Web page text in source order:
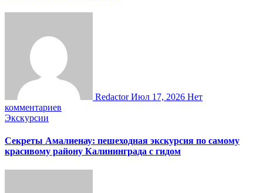
RedactorИюл 17, 2026 Нет
комментариев
Экскурсии
Секреты Амалиенау: пешеходная экскурсия по самому
красивому району Калининграда с гидом